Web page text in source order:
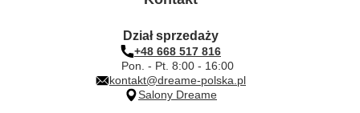
Dział sprzedaży
+48 668 517 816
Pon. - Pt. 8:00 - 16:00
kontakt@dreame-polska.pl
Salony Dreame